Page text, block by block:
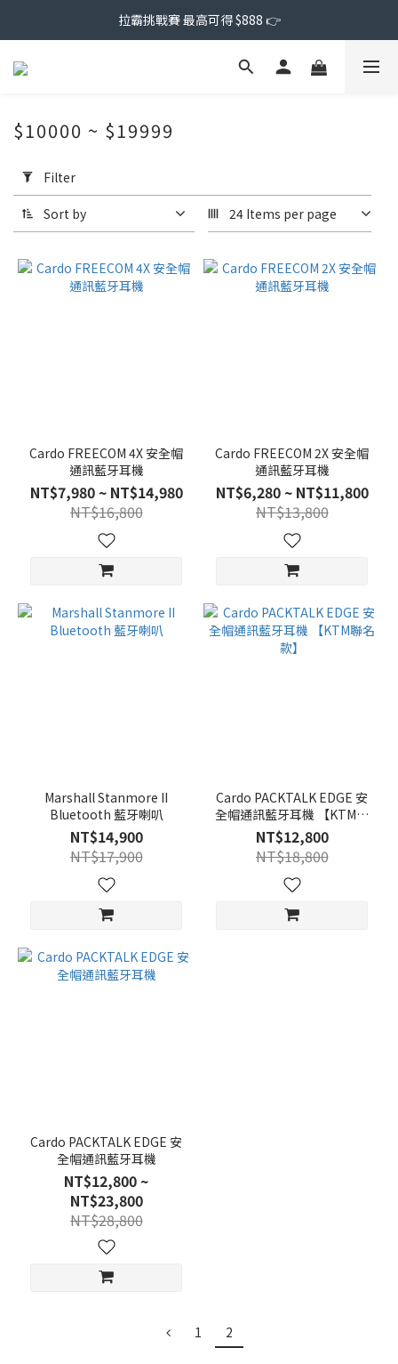
拉霸挑戰賽 最高可得 $888 👉
Filter
(0/20)
Range
$10000 ~ $19999
Filter
Sort by 24 Items per page
Cardo FREECOM 4X 安全帽
通訊藍牙耳機
NT$7,980 ~ NT$14,980
NT$16,800
Cardo FREECOM 2X 安全帽
通訊藍牙耳機
NT$6,280 ~ NT$11,800
NT$13,800
Marshall Stanmore II
Bluetooth 藍牙喇叭
NT$14,900
NT$17,900
Cardo PACKTALK EDGE 安
全帽通訊藍牙耳機 【KTM聯
名款】
NT$12,800
NT$18,800
Cardo PACKTALK EDGE 安
全帽通訊藍牙耳機
NT$12,800 ~
NT$23,800
NT$28,800
1 2